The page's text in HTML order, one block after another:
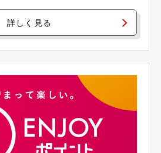
詳しく見る